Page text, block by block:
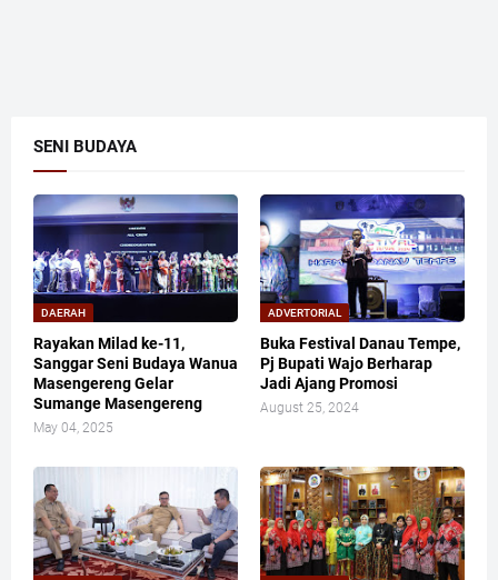
SENI BUDAYA
DAERAH
Rayakan Milad ke-11,
Sanggar Seni Budaya Wanua
Masengereng Gelar
Sumange Masengereng
May 04, 2025
ADVERTORIAL
Buka Festival Danau Tempe,
Pj Bupati Wajo Berharap
Jadi Ajang Promosi
August 25, 2024